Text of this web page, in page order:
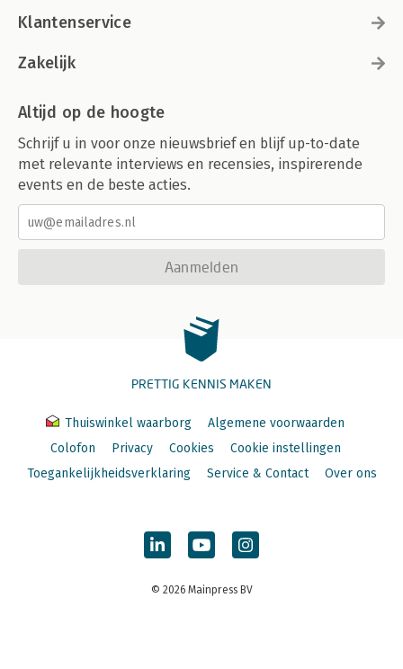
Klantenservice
Zakelijk
Altijd op de hoogte
Schrijf u in voor onze nieuwsbrief en blijf up-to-date
met relevante interviews en recensies, inspirerende
events en de beste acties.
Aanmelden
PRETTIG KENNIS MAKEN
Thuiswinkel waarborg
Algemene voorwaarden
Colofon
Privacy Cookies
Cookie instellingen
Toegankelijkheidsverklaring
Service & Contact Over ons
© 2026 Mainpress BV